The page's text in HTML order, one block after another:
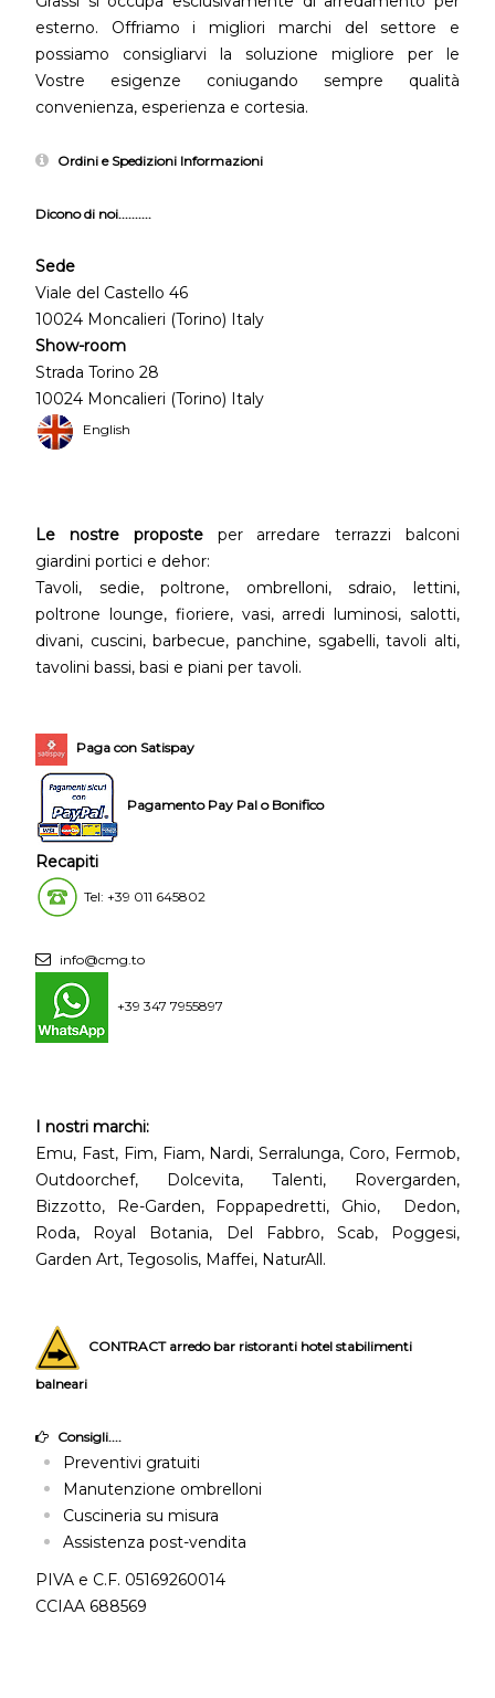
esterno. Offriamo i migliori marchi del settore e
possiamo consigliarvi la soluzione migliore per le
Vostre esigenze coniugando sempre qualità
convenienza, esperienza e cortesia.
Ordini e Spedizioni Informazioni
Dicono di noi..........
Sede
Viale del Castello 46
10024 Moncalieri (Torino) Italy
Show-room
Strada Torino 28
10024 Moncalieri (Torino) Italy
English
Le nostre proposteper arredare terrazzi balconi
giardini portici e dehor:
Tavoli, sedie, poltrone, ombrelloni, sdraio, lettini,
poltrone lounge, fioriere, vasi, arredi luminosi, salotti,
divani, cuscini, barbecue, panchine, sgabelli, tavoli alti,
tavolini bassi, basi e piani per tavoli.
Paga con Satispay
Pagamento Pay Pal o Bonifico
Recapiti
Tel: +39 011 645802
info@cmg.to
+39 347 7955897
I nostri marchi:
Emu, Fast, Fim, Fiam, Nardi, Serralunga, Coro, Fermob,
Outdoorchef, Dolcevita, Talenti, Rovergarden,
Bizzotto, Re-Garden, Foppapedretti, Ghio, Dedon,
Roda, Royal Botania, Del Fabbro, Scab, Poggesi,
Garden Art, Tegosolis, Maffei, NaturAll.
CONTRACT arredo bar ristoranti hotel stabilimenti
balneari
Consigli....
Preventivi gratuiti
Manutenzione ombrelloni
Cuscineria su misura
Assistenza post-vendita
PIVA e C.F. 05169260014
CCIAA 688569